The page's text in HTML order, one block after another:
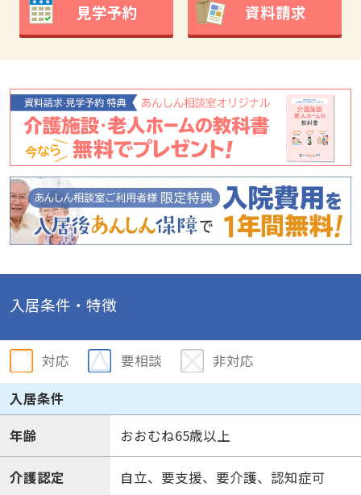
見学予約 資料請求
入居条件・特徴
対応 要相談
非対応
入居条件
年齢
おおむね65歳以上
介護認定 自立、要支援、要介護、認知症可